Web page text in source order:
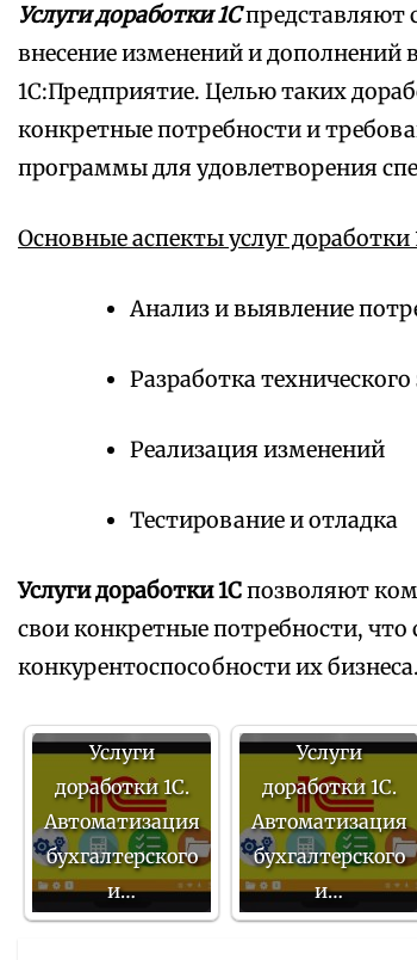
Услуги доработки 1Спредставляют
внесение изменений и
1С:Предприятие. Целью таких
конкретные потребности и
программы для удовлетворения
Основные аспекты услуг доработки
Анализ и выявление
Разработка
Реализация изменений
Тестирование и отладка
Услуги доработки 1Спозволяют
свои конкретные потребности,
конкурентоспособности их бизнеса.
Услуги
доработки 1С.
Автоматизация
бухгалтерского
и…
Услуги
доработки 1С.
Автоматизация
бухгалтерского
и…